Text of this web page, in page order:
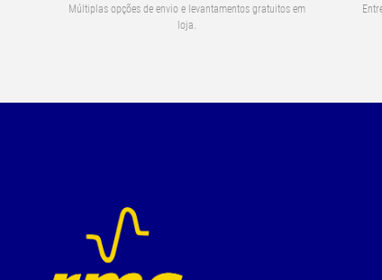
Múltiplas opções de envio e levantamentos gratuitos em
loja.